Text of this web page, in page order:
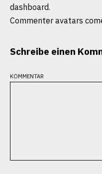
dashboard.
Commenter avatars
Schreibe einen
kommentar